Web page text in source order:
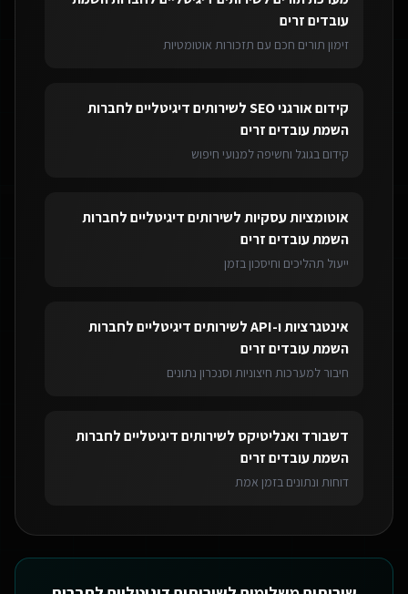
עובדים זרים
זימון תורים חכם עם תזכורות אוטומטיות
קידום אורגני SEO לשירותים דיגיטליים לחברות
השמת עובדים זרים
קידום בגוגל וחשיפה למנועי חיפוש
אוטומציות עסקיותלשירותים דיגיטליים לחברות
השמת עובדים זרים
ייעול תהליכים וחיסכון בזמן
אינטגרציות ו-API לשירותים דיגיטליים לחברות
השמת עובדים זרים
חיבור למערכות חיצוניות וסנכרון נתונים
דשבורד ואנליטיקס לשירותים דיגיטליים לחברות
השמת עובדים זרים
דוחות ונתונים בזמן אמת